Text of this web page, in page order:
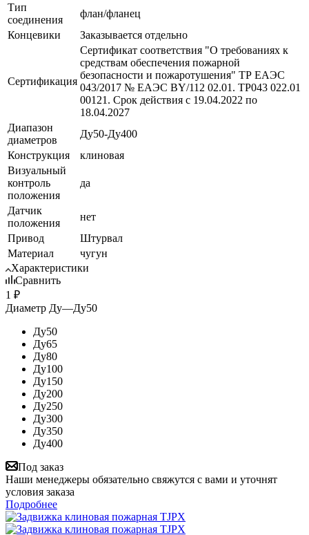
Тип
соединения
флан/фланец
Концевики
Заказывается отдельно
Сертификация
Сертификат соответствия "О требованиях к
средствам обеспечения пожарной
безопасности и пожаротушения" ТР ЕАЭС
043/2017 № ЕАЭС BY/112 02.01. ТР043 022.01
00121. Срок действия с 19.04.2022 по
18.04.2027
Диапазон
диаметров
Ду50-Ду400
Конструкция
клиновая
Визуальный
контроль
положения
да
Датчик
положения
нет
Привод
Штурвал
Материал
чугун
Характеристики
Сравнить
1 ₽
Диаметр Ду—Ду50
Ду50
Ду65
Ду80
Ду100
Ду150
Ду200
Ду250
Ду300
Ду350
Ду400
Под заказ
Наши менеджеры обязательно свяжутся с вами и уточнят
условия заказа
Подробнее